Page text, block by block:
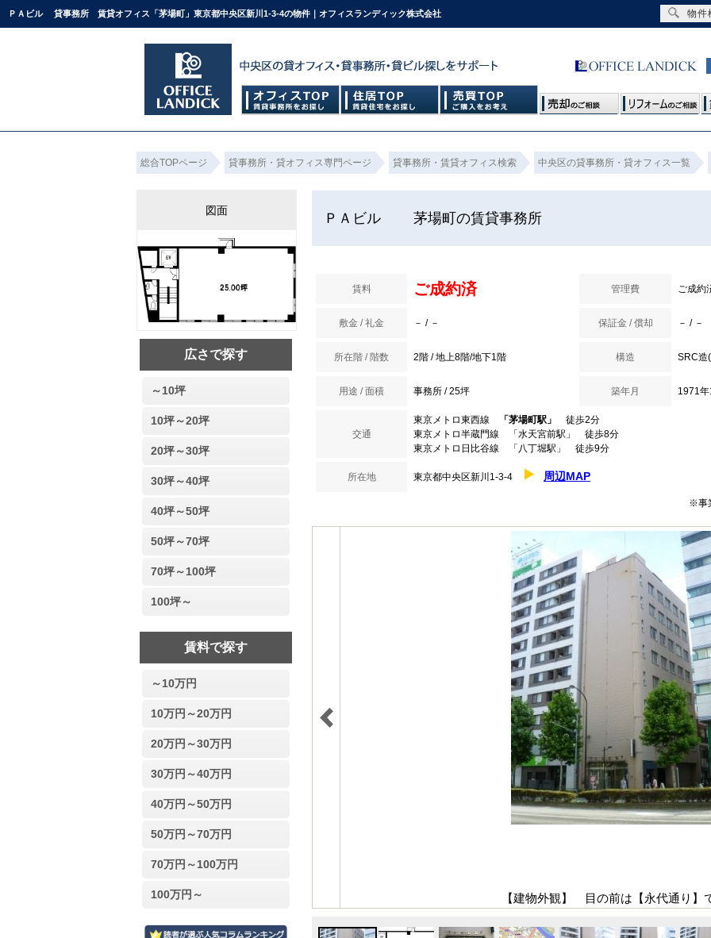
ＰＡビル 貸事務所 賃貸オフィス「茅場町」東京都中央区新川1-3-4の物件｜オフィスランディック株式会社
総合TOPページ 貸事務所・貸オフィス専門ページ 貸事務所・賃貸オフィス検索 中央区の貸事務所・貸オフィス一覧
ＰＡビル 茅場町の賃貸事務所
賃料 ご成約済 管理費 ご成約
敷金 / 礼金 － / － 保証金 / 償却 － / －
所在階 / 階数 2階 / 地上8階/地下1階 構造 SRC造
用途 / 面積 事務所 / 25坪 築年月 1971
交通
東京メトロ東西線 「茅場町駅」
徒歩2分
東京メトロ半蔵門線 「水天宮前駅」 徒歩8分
東京メトロ日比谷線 「八丁堀駅」 徒歩9分
所在地 東京都中央区新川1-3-4 周辺MAP
※事
【建物外観】 目の前は【永代通り】
図面
広さで探す
～10坪
10坪～20坪
20坪～30坪
30坪～40坪
40坪～50坪
50坪～70坪
70坪～100坪
100坪～
賃料で探す
～10万円
10万円～20万円
20万円～30万円
30万円～40万円
40万円～50万円
50万円～70万円
70万円～100万円
100万円～
物件